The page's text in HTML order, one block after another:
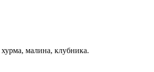
малина, клубника.